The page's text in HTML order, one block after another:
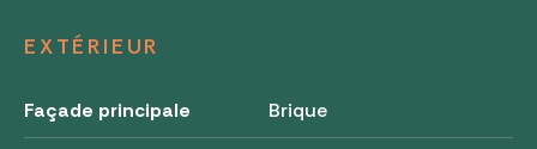
EXTÉRIEUR
Façade principale Brique